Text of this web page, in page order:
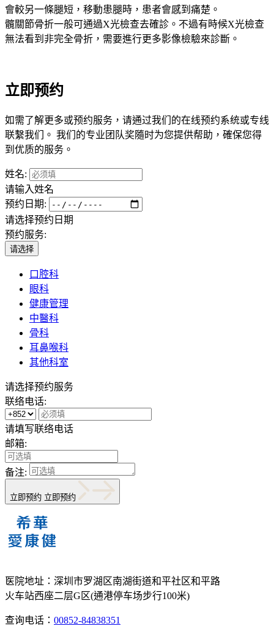
會較另一條腿短，移動患腿時，患者會感到痛楚。
髖關節骨折一般可通過X光檢查去確診。不過有時候X光檢查
無法看到非完全骨折，需要進行更多影像檢驗來診斷。
立即预约
如需了解更多或预约服务，请通过我们的在线预约系统或专线
联繫我们。 我们的专业团队奖隨时为您提供帮助，確保您得
到优质的服务。
姓名:
请输入姓名
预约日期:
请选择预约日期
预约服务:
请选择
口腔科
眼科
健康管理
中醫科
骨科
耳鼻喉科
其他科室
请选择预约服务
联络电话:
请填写联络电话
邮箱:
备注:
立即预约 立即预约
医院地址： 深圳市罗湖区南湖街道和平社区和平路
火车站西座二层G区(通港停车场步行100米)
查询电话： 00852-84838351